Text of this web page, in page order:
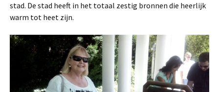
stad. De stad heeft in het totaal zestig bronnen die heerlijk
warm tot heet zijn.